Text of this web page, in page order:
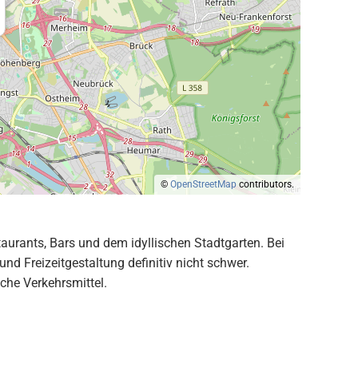
© OpenStreetMap contributors.
Bars und dem idyllischen Stadtgarten. Bei
Freizeitgestaltung definitiv nicht schwer.
Verkehrsmittel.